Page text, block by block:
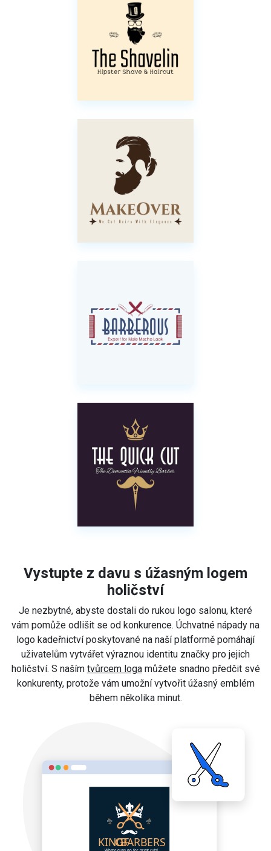
Vystupte z davu s úžasným logem
holičství
Je nezbytné, abyste dostali do rukou logo salonu, které
vám pomůže odlišit se od konkurence. Úchvatné nápady na
logo kadeřnictví poskytované na naší platformě pomáhají
uživatelům vytvářet výraznou identitu značky pro jejich
holičství. S naším tvůrcem logamůžete snadno předčit své
konkurenty, protože vám umožní vytvořit úžasný emblém
během několika minut.